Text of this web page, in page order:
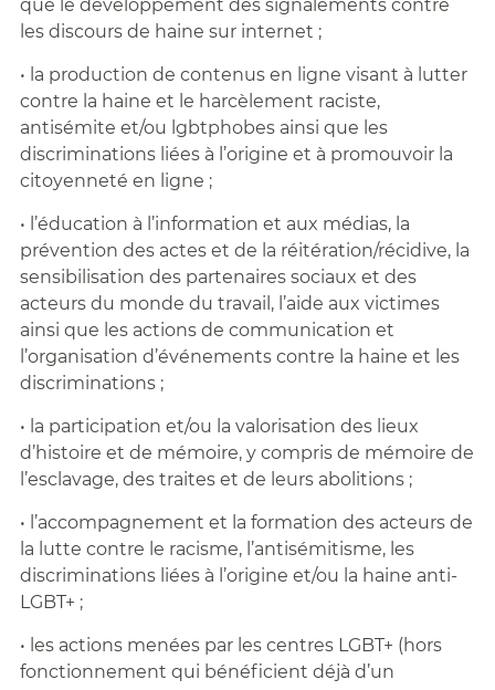
que le développement des signalements contre
les discours de haine sur internet ;
• la production de contenus en ligne visant à lutter
contre la haine et le harcèlement raciste,
antisémite et/ou lgbtphobes ainsi que les
discriminations liées à l’origine et à promouvoir la
citoyenneté en ligne ;
• l’éducation à l’information et aux médias, la
prévention des actes et de la réitération/récidive, la
sensibilisation des partenaires sociaux et des
acteurs du monde du travail, l’aide aux victimes
ainsi que les actions de communication et
l’organisation d’événements contre la haine et les
discriminations ;
• la participation et/ou la valorisation des lieux
d’histoire et de mémoire, y compris de mémoire de
l’esclavage, des traites et de leurs abolitions ;
• l’accompagnement et la formation des acteurs de
la lutte contre le racisme, l’antisémitisme, les
discriminations liées à l’origine et/ou la haine anti-
LGBT+ ;
• les actions menées par les centres LGBT+ (hors
fonctionnement qui bénéficient déjà d’un